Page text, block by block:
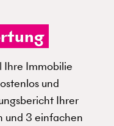
Ihre Immobilie
und
Ihrer
und 3 einfachen